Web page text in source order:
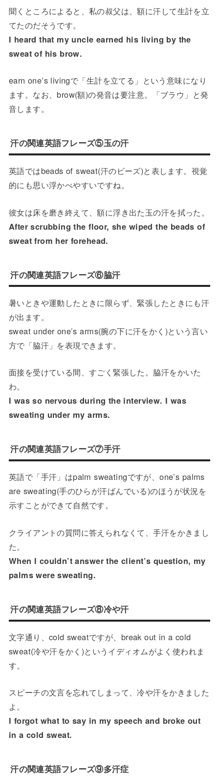
聞くところによると、私の叔父は、額に汗して生計を立
てたのだそうです。
I heard that my uncle earned his living by the
sweat of his brow.
earn one’s livingで「生計を立てる」という意味になり
ます。なお、brow(額)の発音は要注意。「ブラウ」と発
音します。
汗の関連英語フレーズ⑤玉の汗
英語ではbeads of sweat(汗のビーズ)と表します。視覚
的にも思い浮かべやすいですね。
彼女は床を磨き終えて、額に浮き出た玉の汗を拭った。
After scrubbing the floor, she wiped the beads of
sweat from her forehead.
汗の関連英語フレーズ⑥脇汗
暑いときや運動したときに限らず、緊張したときにも汗
が出ます。
sweat under one’s arms(腕の下に汗をかく)という言い
方で「脇汗」を表現できます。
面接を受けている間、すごく緊張した。脇汗をかいた
わ。
I was so nervous during the interview. I was
sweating under my arms.
汗の関連英語フレーズ⑦手汗
英語で「手汗」はpalm sweatingですが、one’s palms
are sweating(手のひらが汗ばんでいる)のほうが状況を
示すことができて自然です。
クライアントの質問に答えられなくて、手汗をかきまし
た。
When I couldn’t answer the client’s question, my
palms were sweating.
汗の関連英語フレーズ⑧冷や汗
文字通り、cold sweatですが、break out in a cold
sweat(冷や汗をかく)というイディオムがよく使われま
す。
スピーチの文言を忘れてしまって、冷や汗をかきました
よ。
I forgot what to say in my speech and broke out
in a cold sweat.
汗の関連英語フレーズ⑨多汗症